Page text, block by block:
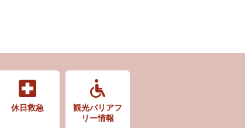
休日救急
観光バリアフ
リー情報